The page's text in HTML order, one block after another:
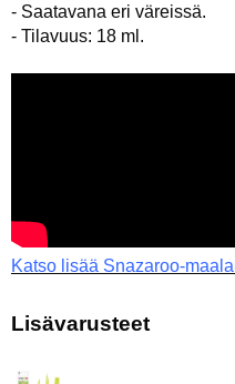
- Saatavana eri väreissä.
- Tilavuus: 18 ml.
Katso lisää Snazaroo-
Lisävarusteet